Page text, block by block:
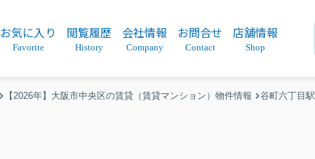
お気に入り
Favorite
閲覧履歴
History
会社情報
Company
お問合せ
Contact
店舗情報
Shop
【2026年】大阪市中央区の賃貸（賃貸マンション）物件情報 谷町六丁目駅